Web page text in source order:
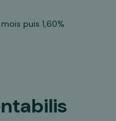
puis 1,60%